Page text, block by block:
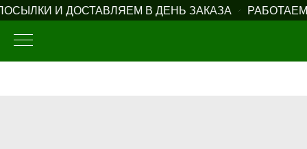
И ДОСТАВЛЯЕМ В ДЕНЬ ЗАКАЗА